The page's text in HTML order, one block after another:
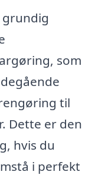
grundig
som
til
Dette er den
hvis du
i perfekt